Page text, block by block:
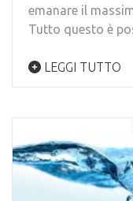
emanare il
Tutto questo è
LEGGI TUTTO